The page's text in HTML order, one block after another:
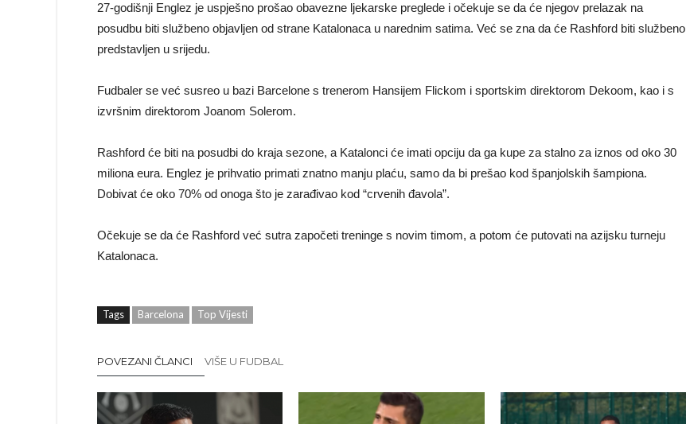
27-godišnji Englez je uspješno prošao obavezne ljekarske preglede i očekuje se da će njegov prelazak na
posudbu biti službeno objavljen od strane Katalonaca u narednim satima. Već se zna da će Rashford biti službeno
predstavljen u srijedu.
Fudbaler se već susreo u bazi Barcelone s trenerom Hansijem Flickom i sportskim direktorom Dekoom, kao i s
izvršnim direktorom Joanom Solerom.
Rashford će biti na posudbi do kraja sezone, a Katalonci će imati opciju da ga kupe za stalno za iznos od oko 30
miliona eura. Englez je prihvatio primati znatno manju plaću, samo da bi prešao kod španjolskih šampiona.
Dobivat će oko 70% od onoga što je zarađivao kod “crvenih đavola”.
Očekuje se da će Rashford već sutra započeti treninge s novim timom, a potom će putovati na azijsku turneju
Katalonaca.
Tags Barcelona Top Vijesti
POVEZANI ČLANCI VIŠE U FUDBAL